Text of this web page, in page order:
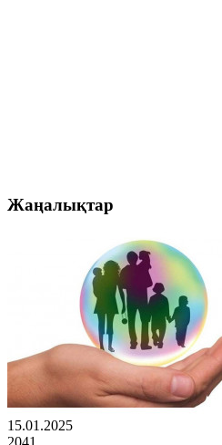
Жаңалықтар
15.01.2025